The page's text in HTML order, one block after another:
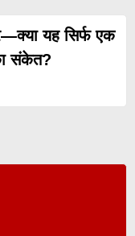
यह सिर्फ एक
संकेत?